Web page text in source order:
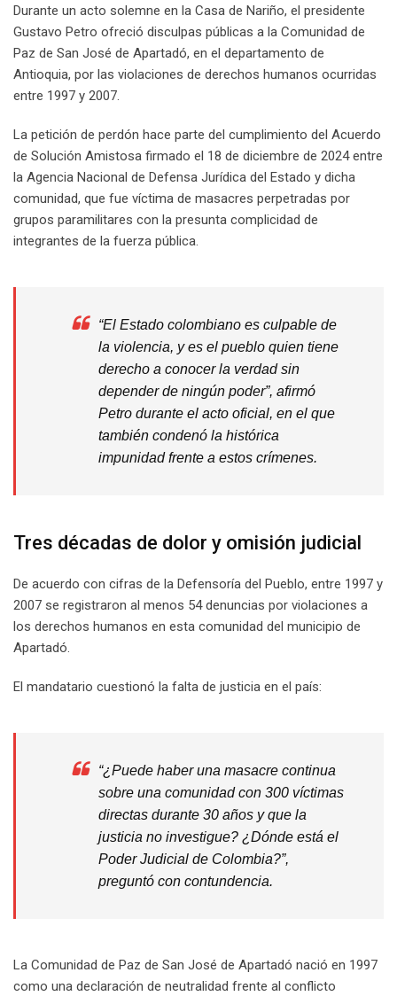
Durante un acto solemne en la Casa de Nariño, el presidente
Gustavo Petro ofreció disculpas públicas a la Comunidad de
Paz de San José de Apartadó, en el departamento de
Antioquia, por las violaciones de derechos humanos ocurridas
entre 1997 y 2007.
La petición de perdón hace parte del cumplimiento del Acuerdo
de Solución Amistosa firmado el 18 de diciembre de 2024 entre
la Agencia Nacional de Defensa Jurídica del Estado y dicha
comunidad, que fue víctima de masacres perpetradas por
grupos paramilitares con la presunta complicidad de
integrantes de la fuerza pública.
“El Estado colombiano es culpable de
la violencia, y es el pueblo quien tiene
derecho a conocer la verdad sin
depender de ningún poder”, afirmó
Petro durante el acto oficial, en el que
también condenó la histórica
impunidad frente a estos crímenes.
Tres décadas de dolor y omisión judicial
De acuerdo con cifras de la Defensoría del Pueblo, entre 1997 y
2007 se registraron al menos 54 denuncias por violaciones a
los derechos humanos en esta comunidad del municipio de
Apartadó.
El mandatario cuestionó la falta de justicia en el país:
“¿Puede haber una masacre continua
sobre una comunidad con 300 víctimas
directas durante 30 años y que la
justicia no investigue? ¿Dónde está el
Poder Judicial de Colombia?”,
preguntó con contundencia.
La Comunidad de Paz de San José de Apartadó nació en 1997
como una declaración de neutralidad frente al conflicto